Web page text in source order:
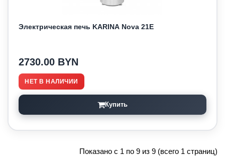
Электрическая печь KARINA Nova 21E
2730.00 BYN
НЕТ В НАЛИЧИИ
Купить
Показано с 1 по 9 из 9 (всего 1 страниц)